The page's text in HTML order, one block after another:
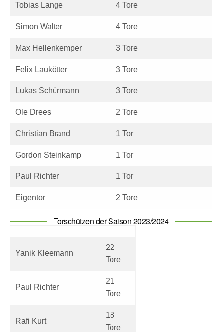
Tobias Lange 4 Tore
Simon Walter 4 Tore
Max Hellenkemper 3 Tore
Felix Laukötter 3 Tore
Lukas Schürmann 3 Tore
Ole Drees 2 Tore
Christian Brand 1 Tor
Gordon Steinkamp 1 Tor
Paul Richter 1 Tor
Eigentor 2 Tore
Torschützen der Saison 2023/2024
Yanik Kleemann
22
Tore
Paul Richter
21
Tore
Rafi Kurt
18
Tore